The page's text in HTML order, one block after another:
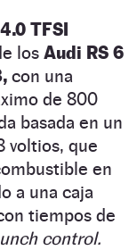
TFSI
los Audi RS 6
con una
de 800
basada en un
voltios, que
en
a una caja
tiempos de
control.